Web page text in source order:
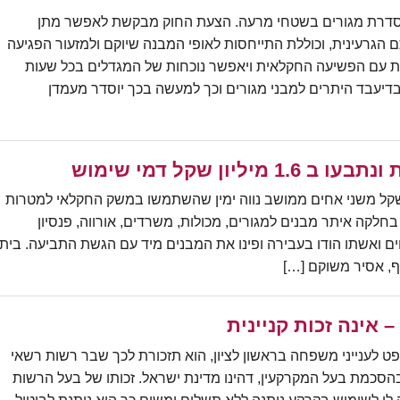
מגורים בשטחי מרעה. הצעת החוק מבקשת לאפשר מתן
וכוללת התייחסות לאופי המבנה שיוקם ולמזעור הפגיעה
עם הפשיעה החקלאית ויאפשר נוכחות של המגדלים בכל שעות
היתרים למבני מגורים וכך למעשה בכך יוסדר מעמדן
שקל דמי שימוש
ישראל תבעה 1.6 מליון שקל משני אחים ממושב נווה ימין שהשתמשו במשק החקלאי למטרות
איתר מבנים למגורים, מכולות, משרדים, אורווה, פנסיון
ואשתו הודו בעבירה ופינו את המבנים מיד עם הגשת התביעה.
אסיר משוקם […]
זכות קניינית
משפחה בראשון לציון, הוא תזכורת לכך שבר רשות רשאי
בהסכמת בעל המקרקעין, דהינו מדינת ישראל. זכותו של בעל הרשות